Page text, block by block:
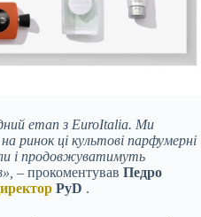
етап з EuroItalia. Ми
ринок ці культові парфумерні
і продовжуватимуть
– прокоментував Педро
PyD .